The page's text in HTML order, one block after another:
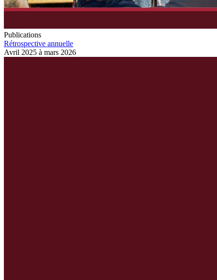
Publications
Rétrospective annuelle
Avril 2025 à mars 2026